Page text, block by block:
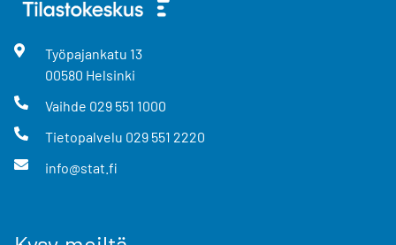
Työpajankatu 13
00580 Helsinki
Vaihde 029 551 1000
Tietopalvelu 029 551 2220
info@stat.fi